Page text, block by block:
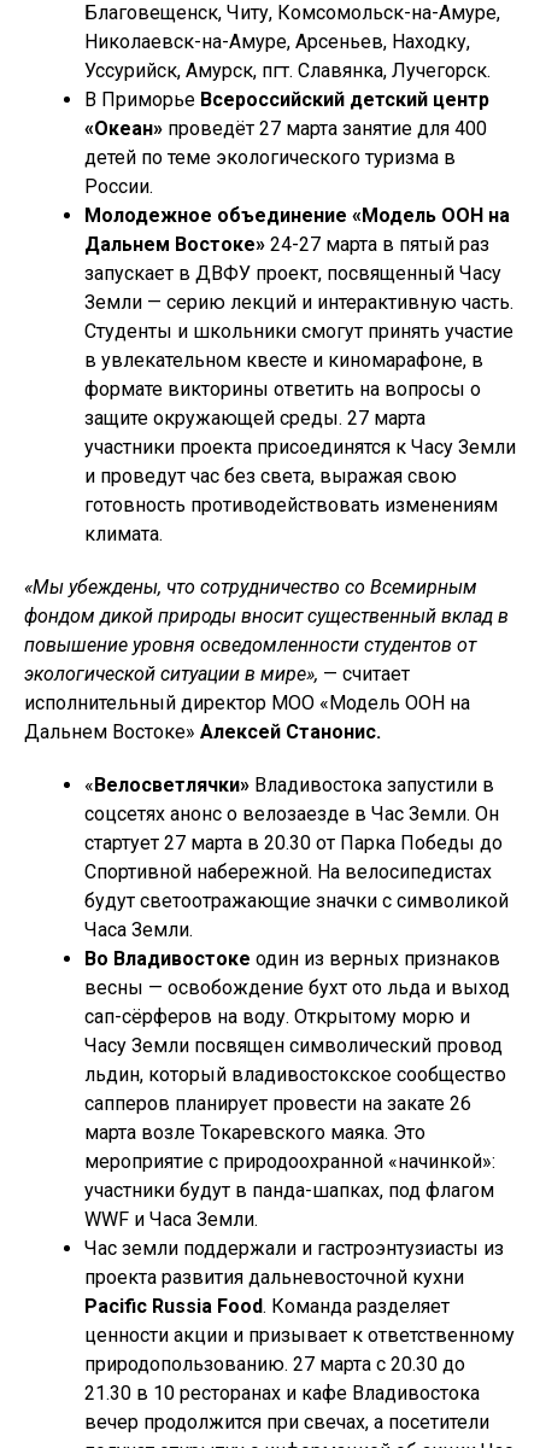
Благовещенск, Читу, Комсомольск-на-Амуре,
Николаевск-на-Амуре, Арсеньев, Находку,
Уссурийск, Амурск, пгт. Славянка, Лучегорск.
В Приморье Всероссийский детский центр
«Океан» проведёт 27 марта занятие для 400
детей по теме экологического туризма в
России.
Молодежное объединение «Модель ООН на
Дальнем Востоке» 24-27 марта в пятый раз
запускает в ДВФУ проект, посвященный Часу
Земли — серию лекций и интерактивную часть.
Студенты и школьники смогут принять участие
в увлекательном квесте и киномарафоне, в
формате викторины ответить на вопросы о
защите окружающей среды. 27 марта
участники проекта присоединятся к Часу Земли
и проведут час без света, выражая свою
готовность противодействовать изменениям
климата.
«Мы убеждены, что сотрудничество со Всемирным
фондом дикой природы вносит существенный вклад в
повышение уровня осведомленности студентов от
экологической ситуации в мире», — считает
исполнительный директор МОО «Модель ООН на
Дальнем Востоке» Алексей Станонис.
« Велосветлячки» Владивостока запустили в
соцсетях анонс о велозаезде в Час Земли. Он
стартует 27 марта в 20.30 от Парка Победы до
Спортивной набережной. На велосипедистах
будут светоотражающие значки с символикой
Часа Земли.
Во Владивостоке один из верных признаков
весны — освобождение бухт ото льда и выход
сап-сёрферов на воду. Открытому морю и
Часу Земли посвящен символический провод
льдин, который владивостокское сообщество
сапперов планирует провести на закате 26
марта возле Токаревского маяка. Это
мероприятие с природоохранной «начинкой»:
участники будут в панда-шапках, под флагом
WWF и Часа Земли.
Час земли поддержали и гастроэнтузиасты из
проекта развития дальневосточной кухни
Pacific Russia Food. Команда разделяет
ценности акции и призывает к ответственному
природопользованию. 27 марта с 20.30 до
21.30 в 10 ресторанах и кафе Владивостока
вечер продолжится при свечах, а посетители